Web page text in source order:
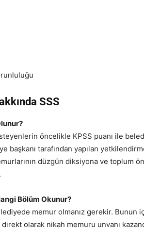
SSS
öncelikle KPSS puanı ile
başkanı tarafından yapılan
düzgün diksiyona ve toplum
Bölüm Okunur?
memur olmanız gerekir. Bunun
olarak nikah memuru unvanı